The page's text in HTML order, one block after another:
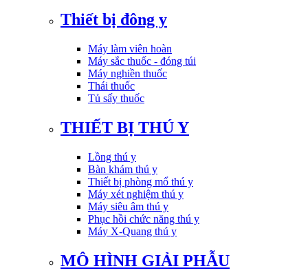
Thiết bị đông y
Máy làm viên hoàn
Máy sắc thuốc - đóng túi
Máy nghiền thuốc
Thái thuốc
Tủ sấy thuốc
THIẾT BỊ THÚ Y
Lồng thú y
Bàn khám thú y
Thiết bị phòng mổ thú y
Máy xét nghiệm thú y
Máy siêu âm thú y
Phục hồi chức năng thú y
Máy X-Quang thú y
MÔ HÌNH GIẢI PHẪU